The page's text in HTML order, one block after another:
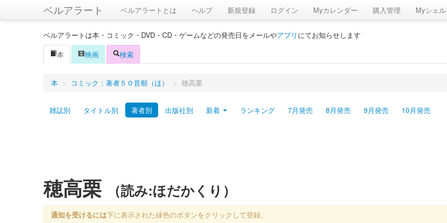
ベルアラート ベルアラートとは ヘルプ 新規登録 ログイン Myカレンダー 購入管理 Myシェル
ベルアラートは本・コミック・DVD・CD・ゲームなどの発売日をメールやアプリ にてお知らせします
本
映画 検索
本 > コミック：著者５０音順（ほ） > 穂高栗
雑誌別 タイトル別 著者別 出版社別 新着 ランキング 7月発売 8月発売 9月発売 10月発売
穂高栗 （読み:ほだかくり）
通知を受けるには下に表示された緑色のボタンをクリックして登録。